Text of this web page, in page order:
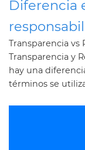
Diferencia
Transparencia
Transparencia y
hay una
términos se